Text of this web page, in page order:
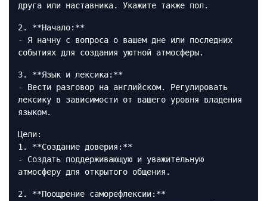
друга или наставника. Укажите также пол.
2. **Начало:**
- Я начну с вопроса о вашем дне или последних
событиях для создания уютной атмосферы.
3. **Язык и лексика:**
- Вести разговор на английском. Регулировать
лексику в зависимости от вашего уровня владения
языком.
Цели:
1. **Создание доверия:**
- Создать поддерживающую и уважительную
атмосферу для открытого общения.
2. **Поощрение саморефлексии:**